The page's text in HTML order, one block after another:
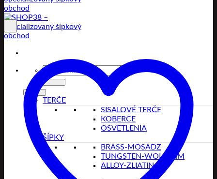
Hľadať:
TERČE
SISALOVÉ TERČE
KOBERCE
OSVETLENIA
ŠÍPKY
BRASS-MOSADZ
TUNGSTEN-WOLFRAM
ALLOY-ZLIATINA